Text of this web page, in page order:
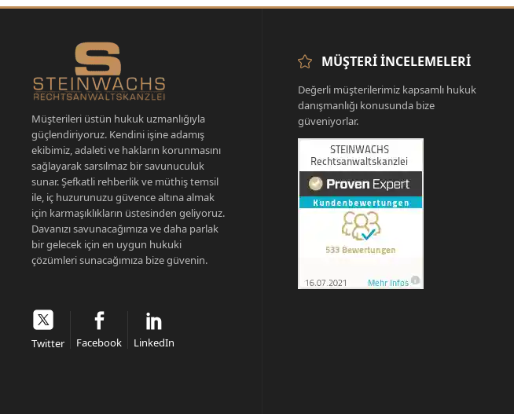
Müşterileri üstün hukuk uzmanlığıyla
güçlendiriyoruz. Kendini işine adamış
ekibimiz, adaleti ve hakların korunmasını
sağlayarak sarsılmaz bir savunuculuk
sunar. Şefkatli rehberlik ve müthiş temsil
ile, iç huzurunuzu güvence altına almak
için karmaşıklıkların üstesinden geliyoruz.
Davanızı savunacağımıza ve daha parlak
bir gelecek için en uygun hukuki
çözümleri sunacağımıza bize güvenin.
Twitter Facebook LinkedIn
MÜŞTERI İNCELEMELERI
Değerli müşterilerimiz kapsamlı hukuk
danışmanlığı konusunda bize
güveniyorlar.